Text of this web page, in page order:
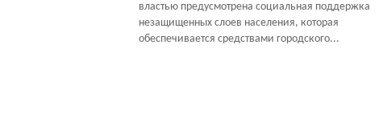
властью предусмотрена социальная поддержка
незащищенных слоев населения, которая
обеспечивается средствами городского...